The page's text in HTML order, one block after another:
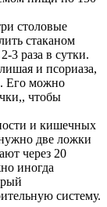
столовые
стаканом
3 раза в сутки.
и псориаза,
Его можно
чтобы
и кишечных
две ложки
через 20
иногда
систему.